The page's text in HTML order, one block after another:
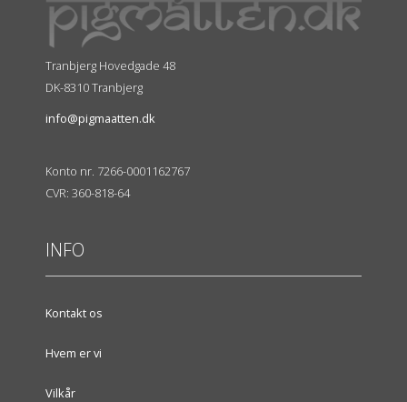
Tranbjerg Hovedgade 48
DK-8310 Tranbjerg
info@pigmaatten.dk
Konto nr. 7266-0001162767
CVR: 360-818-64
INFO
Kontakt os
Hvem er vi
Vilkår